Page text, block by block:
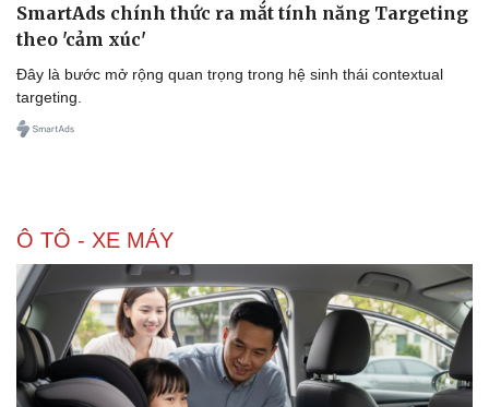
SmartAds chính thức ra mắt tính năng Targeting
theo 'cảm xúc'
Đây là bước mở rộng quan trọng trong hệ sinh thái contextual
targeting.
Ô TÔ - XE MÁY